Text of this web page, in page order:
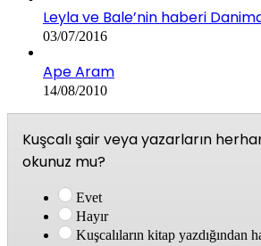
Leyla ve Bale’nin haberi
03/07/2016
Ape Aram
14/08/2010
Kuşcalı şair veya yazarların
okunuz mu?
Evet
Hayır
Kuşcalıların kitap yazdığından